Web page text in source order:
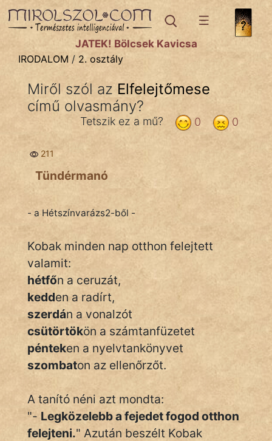
IRODALOMtémák:
Dráma
Költemény
Komédia
Kötelező
Mitológia
Monda
Novella
És
Elbeszélés
Regény
Vers
JÁTÉK! Bölcsek Kavicsa
IRODALOM / 2. osztály
Miről szól az Elfelejtőmese
című olvasmány?
0
0
Tetszik ez a mű?
211
Tündérmanó
- a Hétszínvarázs2-ből -
Kobak minden nap otthon felejtett
valamit:
hétfőn a ceruzát,
kedden a radírt,
szerdán a vonalzót
csütörtökön a számtanfüzetet
pénteken a nyelvtankönyvet
szombaton az ellenőrzőt.
A tanító néni azt mondta:
"- Legközelebb a fejedet fogod otthon
felejteni." Azután beszélt Kobak